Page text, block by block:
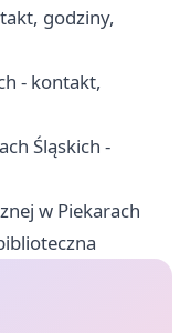
godziny,
- kontakt,
Śląskich -
w Piekarach